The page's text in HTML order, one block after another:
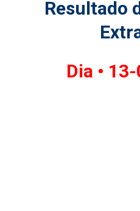
Resultado
Dia •